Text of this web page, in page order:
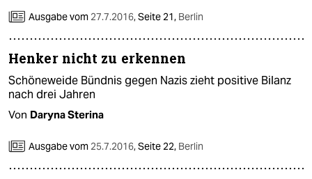
Ausgabe vom 27.7.2016,Seite 21, Berlin
Henker nicht zu erkennen
Schöneweide Bündnis gegen Nazis zieht positive Bilanz
nach drei Jahren
Von Daryna Sterina
Ausgabe vom 25.7.2016,Seite 22, Berlin